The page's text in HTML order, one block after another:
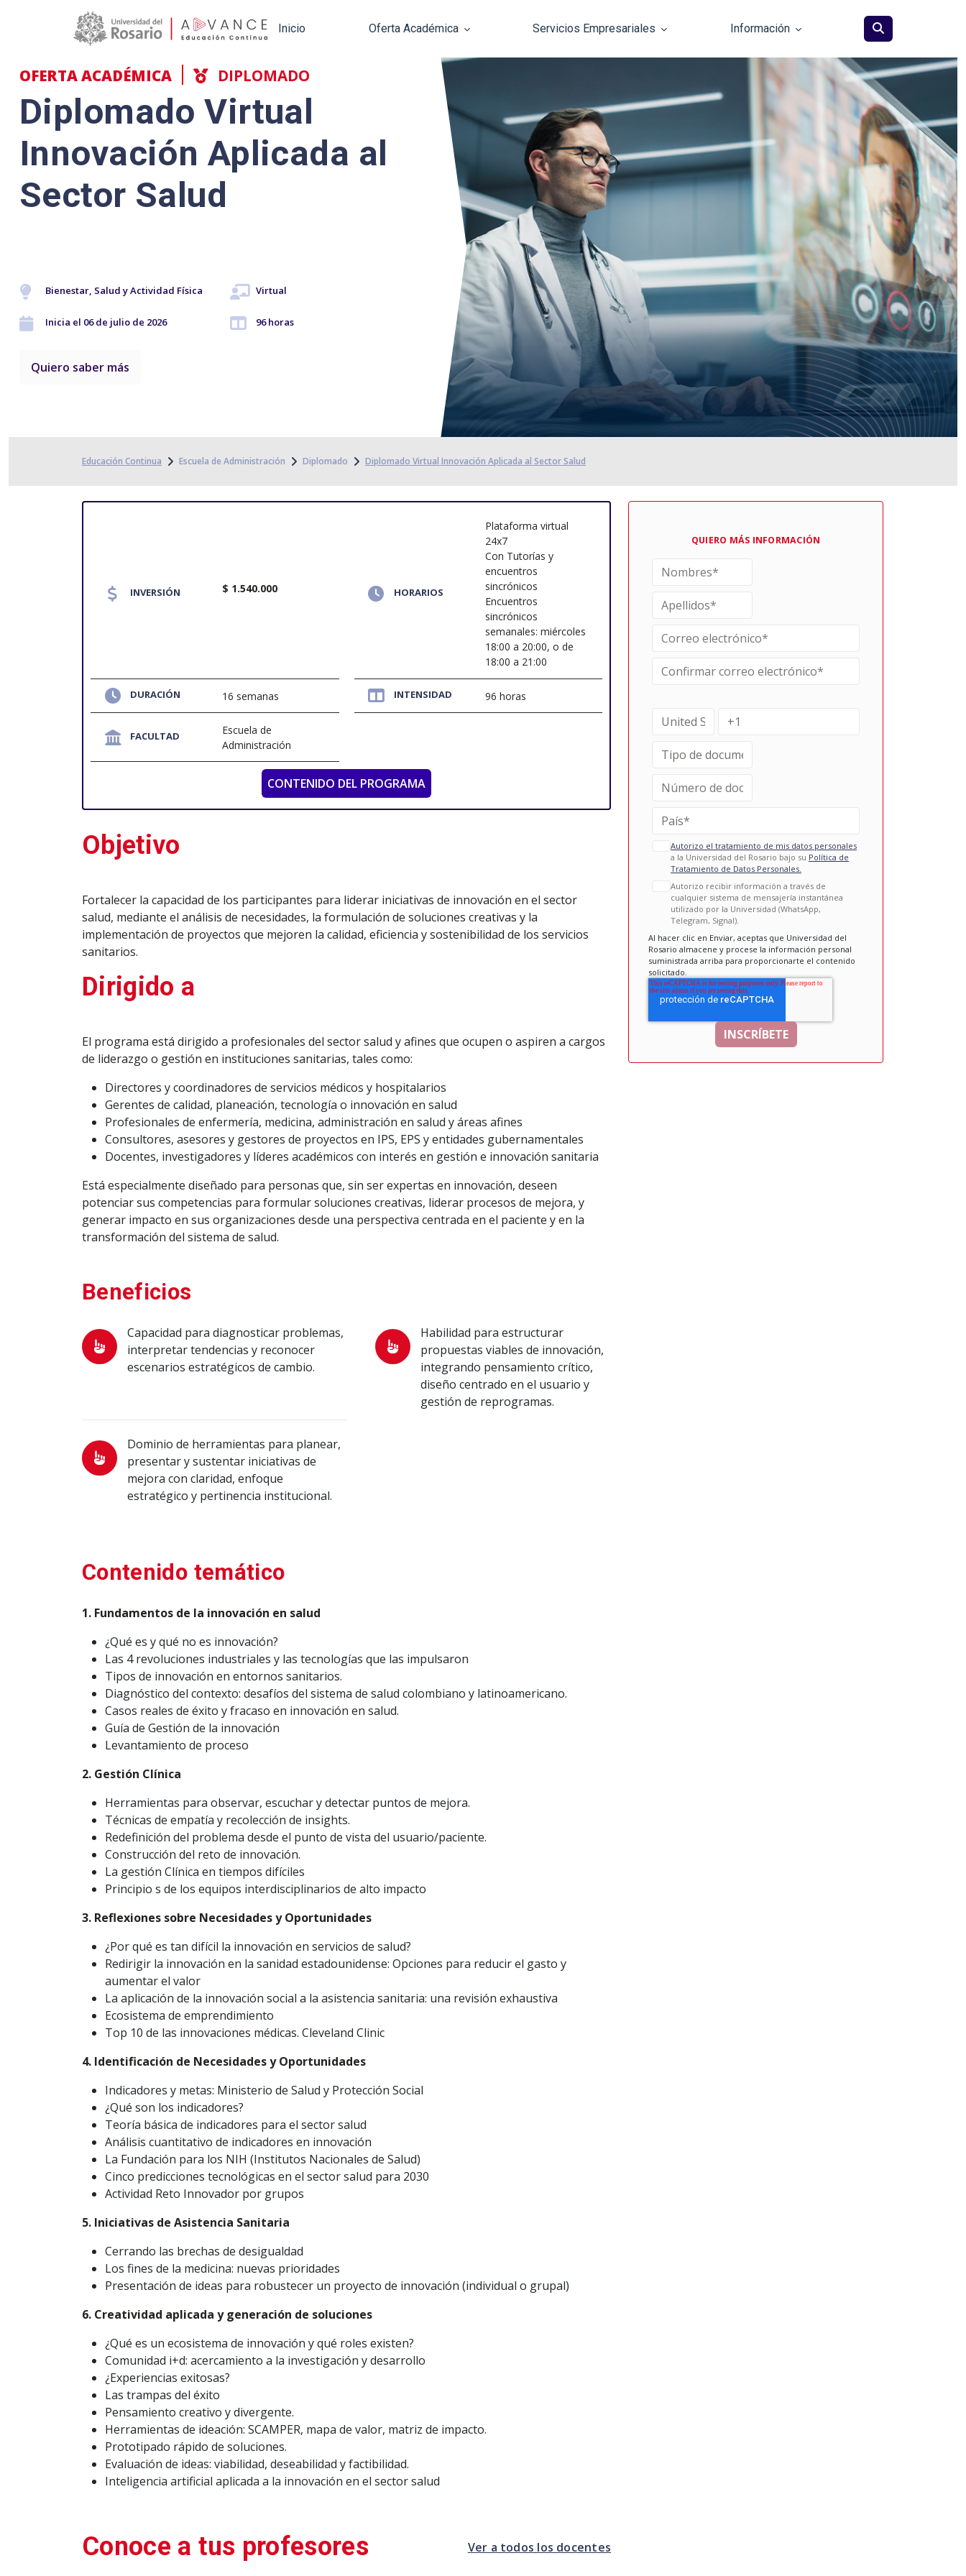
Main navigation
Inicio Oferta Académica Servicios Empresariales Información
OFERTA ACADÉMICA DIPLOMADO
Diplomado Virtual
Innovación Aplicada al
Sector Salud
Bienestar, Salud y Actividad Física Virtual
Inicia el 06 de julio de 2026 96 horas
Quiero saber más
Educación Continua Escuela de Administración Diplomado Diplomado Virtual Innovación Aplicada al Sector Salud
INVERSIÓN $ 1.540.000 HORARIOS
Plataforma virtual
24x7
Con Tutorías y
encuentros
sincrónicos
Encuentros
sincrónicos
semanales: miércoles
18:00 a 20:00, o de
18:00 a 21:00
DURACIÓN 16 semanas INTENSIDAD 96 horas
FACULTAD
Escuela de
Administración
CONTENIDO DEL PROGRAMA
Objetivo
Fortalecer la capacidad de los participantes para liderar iniciativas de innovación en el sector
salud, mediante el análisis de necesidades, la formulación de soluciones creativas y la
implementación de proyectos que mejoren la calidad, eficiencia y sostenibilidad de los servicios
sanitarios.
Dirigido a
El programa está dirigido a profesionales del sector salud y afines que ocupen o aspiren a cargos
de liderazgo o gestión en instituciones sanitarias, tales como:
Directores y coordinadores de servicios médicos y hospitalarios
Gerentes de calidad, planeación, tecnología o innovación en salud
Profesionales de enfermería, medicina, administración en salud y áreas afines
Consultores, asesores y gestores de proyectos en IPS, EPS y entidades gubernamentales
Docentes, investigadores y líderes académicos con interés en gestión e innovación sanitaria
Está especialmente diseñado para personas que, sin ser expertas en innovación, deseen
potenciar sus competencias para formular soluciones creativas, liderar procesos de mejora, y
generar impacto en sus organizaciones desde una perspectiva centrada en el paciente y en la
transformación del sistema de salud.
Beneficios
Capacidad para diagnosticar problemas,
interpretar tendencias y reconocer
escenarios estratégicos de cambio.
Habilidad para estructurar
propuestas viables de innovación,
integrando pensamiento crítico,
diseño centrado en el usuario y
gestión de reprogramas.
Dominio de herramientas para planear,
presentar y sustentar iniciativas de
mejora con claridad, enfoque
estratégico y pertinencia institucional.
Contenido temático
1. Fundamentos de la innovación en salud
¿Qué es y qué no es innovación?
Las 4 revoluciones industriales y las tecnologías que las impulsaron
Tipos de innovación en entornos sanitarios.
Diagnóstico del contexto: desafíos del sistema de salud colombiano y latinoamericano.
Casos reales de éxito y fracaso en innovación en salud.
Guía de Gestión de la innovación
Levantamiento de proceso
2. Gestión Clínica
Herramientas para observar, escuchar y detectar puntos de mejora.
Técnicas de empatía y recolección de insights.
Redefinición del problema desde el punto de vista del usuario/paciente.
Construcción del reto de innovación.
La gestión Clínica en tiempos difíciles
Principio s de los equipos interdisciplinarios de alto impacto
3. Reflexiones sobre Necesidades y Oportunidades
¿Por qué es tan difícil la innovación en servicios de salud?
Redirigir la innovación en la sanidad estadounidense: Opciones para reducir el gasto y
aumentar el valor
La aplicación de la innovación social a la asistencia sanitaria: una revisión exhaustiva
Ecosistema de emprendimiento
Top 10 de las innovaciones médicas. Cleveland Clinic
4. Identificación de Necesidades y Oportunidades
Indicadores y metas: Ministerio de Salud y Protección Social
¿Qué son los indicadores?
Teoría básica de indicadores para el sector salud
Análisis cuantitativo de indicadores en innovación
La Fundación para los NIH (Institutos Nacionales de Salud)
Cinco predicciones tecnológicas en el sector salud para 2030
Actividad Reto Innovador por grupos
5. Iniciativas de Asistencia Sanitaria
Cerrando las brechas de desigualdad
Los fines de la medicina: nuevas prioridades
Presentación de ideas para robustecer un proyecto de innovación (individual o grupal)
6. Creatividad aplicada y generación de soluciones
¿Qué es un ecosistema de innovación y qué roles existen?
Comunidad i+d: acercamiento a la investigación y desarrollo
¿Experiencias exitosas?
Las trampas del éxito
Pensamiento creativo y divergente.
Herramientas de ideación: SCAMPER, mapa de valor, matriz de impacto.
Prototipado rápido de soluciones.
Evaluación de ideas: viabilidad, deseabilidad y factibilidad.
Inteligencia artificial aplicada a la innovación en el sector salud
Conoce a tus profesores Ver a todos los docentes
QUIERO MÁS INFORMACIÓN
Autorizo el tratamiento de mis datos personales
a la Universidad del Rosario bajo su Política de
Tratamiento de Datos Personales.
Autorizo recibir información a través de
cualquier sistema de mensajería instantánea
utilizado por la Universidad (WhatsApp,
Telegram, Signal).
Al hacer clic en Enviar, aceptas que Universidad del
Rosario almacene y procese la información personal
suministrada arriba para proporcionarte el contenido
solicitado.